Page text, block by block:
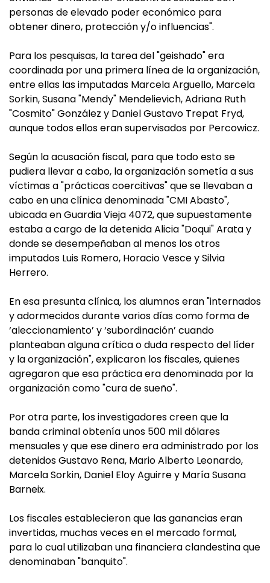
personas de elevado poder económico para
obtener dinero, protección y/o influencias".
Para los pesquisas, la tarea del "geishado" era
coordinada por una primera línea de la organización,
entre ellas las imputadas Marcela Arguello, Marcela
Sorkin, Susana "Mendy" Mendelievich, Adriana Ruth
"Cosmito" González y Daniel Gustavo Trepat Fryd,
aunque todos ellos eran supervisados por Percowicz.
Según la acusación fiscal, para que todo esto se
pudiera llevar a cabo, la organización sometía a sus
víctimas a "prácticas coercitivas" que se llevaban a
cabo en una clínica denominada "CMI Abasto",
ubicada en Guardia Vieja 4072, que supuestamente
estaba a cargo de la detenida Alicia "Doqui" Arata y
donde se desempeñaban al menos los otros
imputados Luis Romero, Horacio Vesce y Silvia
Herrero.
En esa presunta clínica, los alumnos eran "internados
y adormecidos durante varios días como forma de
‘aleccionamiento’ y ‘subordinación’ cuando
planteaban alguna crítica o duda respecto del líder
y la organización", explicaron los fiscales, quienes
agregaron que esa práctica era denominada por la
organización como "cura de sueño".
Por otra parte, los investigadores creen que la
banda criminal obtenía unos 500 mil dólares
mensuales y que ese dinero era administrado por los
detenidos Gustavo Rena, Mario Alberto Leonardo,
Marcela Sorkin, Daniel Eloy Aguirre y María Susana
Barneix.
Los fiscales establecieron que las ganancias eran
invertidas, muchas veces en el mercado formal,
para lo cual utilizaban una financiera clandestina que
denominaban "banquito".